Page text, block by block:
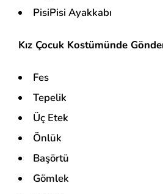
PisiPisi Ayakkabı
Kız Çocuk Kostümünde
Fes
Tepelik
Üç Etek
Önlük
Başörtü
Gömlek